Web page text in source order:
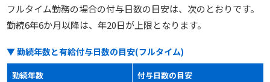
フルタイム勤務の場合の付与日数の目安は、次のとおりです。
勤続6年6か月以降は、年20日が上限となります。
▼ 勤続年数と有給付与日数の目安(フルタイム)
勤続年数 付与日数の目安